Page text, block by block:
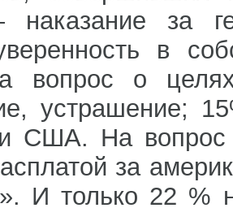
за
в
вопрос о
устрашение;
США. На вопрос
за
И только 22 %